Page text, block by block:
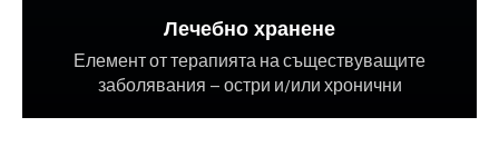
Лечебно хранене
Елемент от терапията на съществуващите
заболявания – остри и/или хронични